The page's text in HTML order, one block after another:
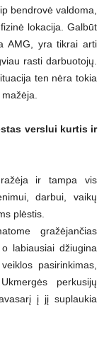
bendrovė valdoma,
lokacija. Galbūt
AMG, yra tikrai arti
rasti darbuotojų.
ten nėra tokia
verslui kurtis ir
ir tampa vis
darbui, vaikų
plėstis.
gražėjančias
labiausiai džiugina
pasirinkimas,
perkusijų
į jį suplaukia